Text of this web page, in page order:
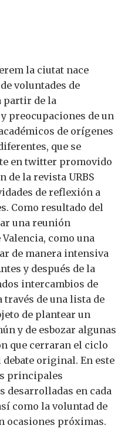
la ciutat nace
voluntades de
partir de la
preocupaciones de un
de orígenes
que se
en twitter promovido
de la revista URBS
de reflexión a
Como resultado del
una reunión
como una
de manera intensiva
y después de la
intercambios de
de una lista de
de plantear un
y de esbozar algunas
que cerraran el ciclo
original. En este
principales
desarrolladas en cada
como la voluntad de
ocasiones próximas.